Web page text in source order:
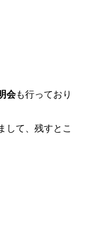
会も行っており
して、残すとこ